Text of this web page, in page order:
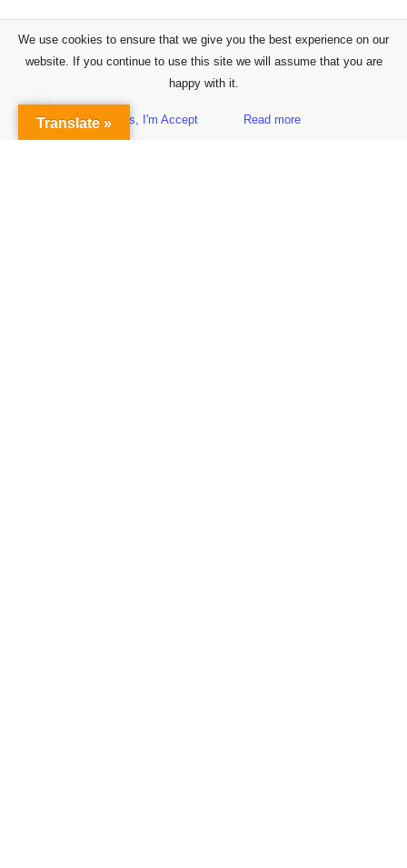
Sidebar
We use cookies to ensure that we give you the best experience on our
website. If you continue to use this site we will assume that you are
happy with it.
Yes, I'm Accept Read more
Translate »